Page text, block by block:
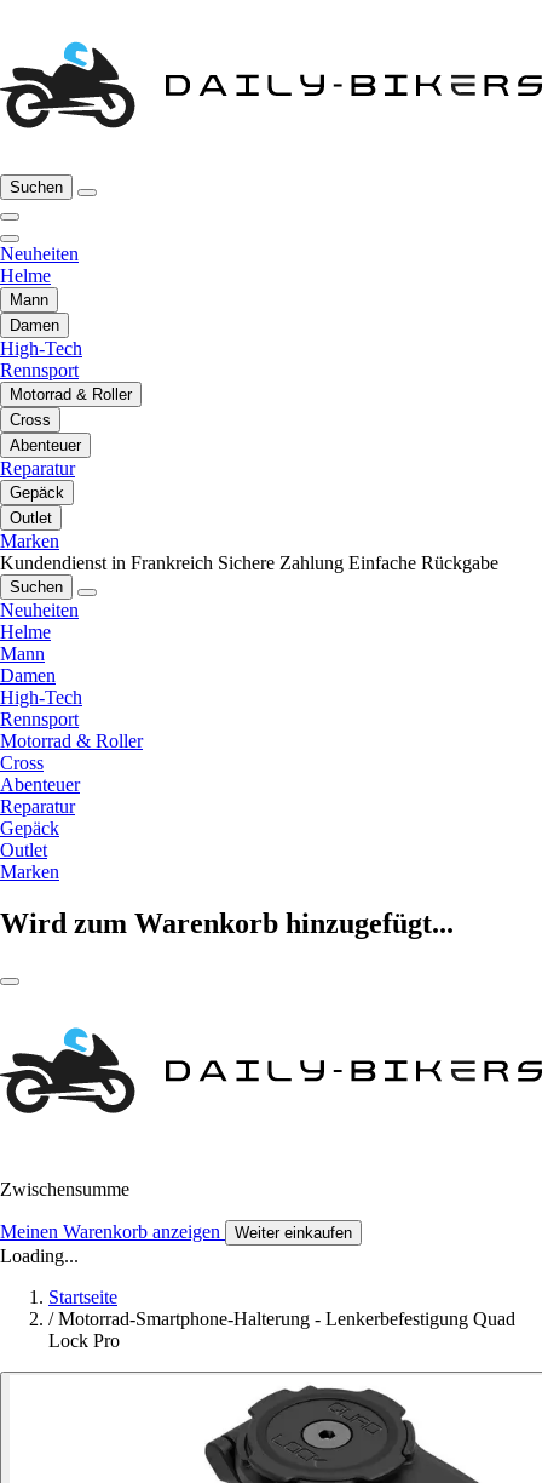
Suchen
Neuheiten
Helme
Mann
Damen
High-Tech
Rennsport
Motorrad & Roller
Cross
Abenteuer
Reparatur
Gepäck
Outlet
Marken
Kundendienst in Frankreich Sichere Zahlung Einfache Rückgabe
Suchen
Neuheiten
Helme
Mann
Damen
High-Tech
Rennsport
Motorrad & Roller
Cross
Abenteuer
Reparatur
Gepäck
Outlet
Marken
Wird zum Warenkorb hinzugefügt...
Zwischensumme
Meinen Warenkorb anzeigen Weiter einkaufen
Loading...
Startseite
/ Motorrad-Smartphone-Halterung - Lenkerbefestigung Quad
Lock Pro